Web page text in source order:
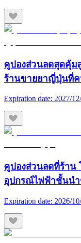
คูปองส่วนลดสุดคุ้ม
ร้านขายยาญี่ปุ่นที่
Expiration date: 2027/
คูปองส่วนลดที่ร้าน
อุปกรณ์ไฟฟ้าชั้นน
Expiration date: 2026/